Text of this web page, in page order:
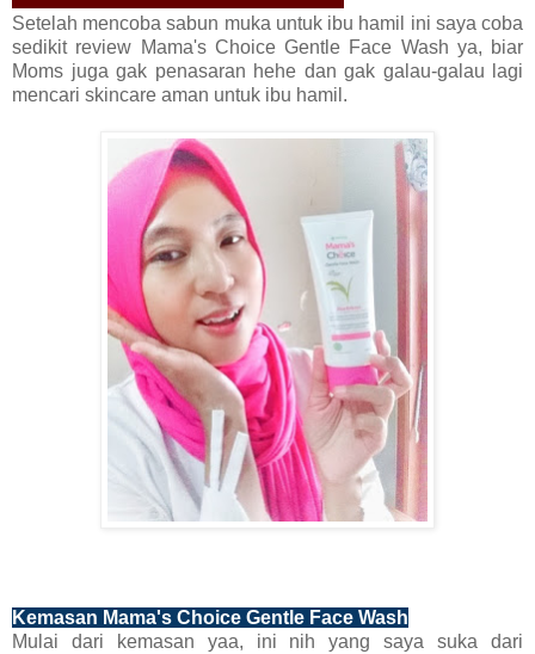
Setelah mencoba sabun muka untuk ibu hamil ini saya coba
sedikit review Mama's Choice Gentle Face Wash ya, biar
Moms juga gak penasaran hehe dan gak galau-galau lagi
mencari skincare aman untuk ibu hamil.
Kemasan Mama's Choice Gentle Face Wash
Mulai dari kemasan yaa, ini nih yang saya suka dari